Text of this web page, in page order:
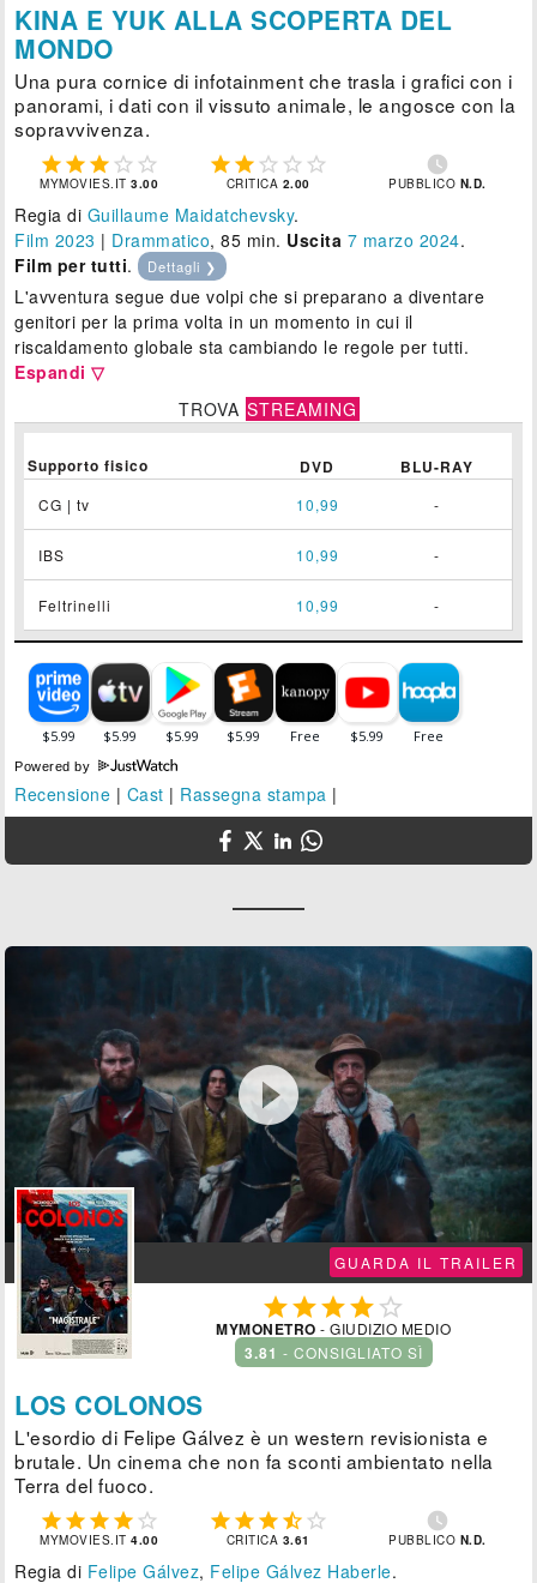
KINA E YUK ALLA SCOPERTA DEL
MONDO
Una pura cornice di infotainment che trasla i grafici con i
panorami, i dati con il vissuto animale, le angosce con la
sopravvivenza.
    
MYMOVIES.IT3.00
    
CRITICA 2.00

PUBBLICO N.D.
Regia di Guillaume Maidatchevsky.
Film 2023 | Drammatico, 85 min. Uscita 7 marzo 2024.
Film per tutti. Dettagli ❯
L'avventura segue due volpi che si preparano a diventare
genitori per la prima volta in un momento in cui il
riscaldamento globale sta cambiando le regole per tutti.
Espandi ▽
TROVA STREAMING
Supporto fisico DVD BLU-RAY
CG | tv 10,99 -
IBS 10,99 -
Feltrinelli 10,99 -
Powered by
Recensione | Cast | Rassegna stampa |

GUARDA IL TRAILER
 
MYMONETRO - GIUDIZIO MEDIO
3.81 - CONSIGLIATO SÌ
LOS COLONOS
L'esordio di Felipe Gálvez è un western revisionista e
brutale. Un cinema che non fa sconti ambientato nella
Terra del fuoco.
    
MYMOVIES.IT4.00
    
CRITICA 3.61

PUBBLICO N.D.
Regia di Felipe Gálvez, Felipe Gálvez Haberle.